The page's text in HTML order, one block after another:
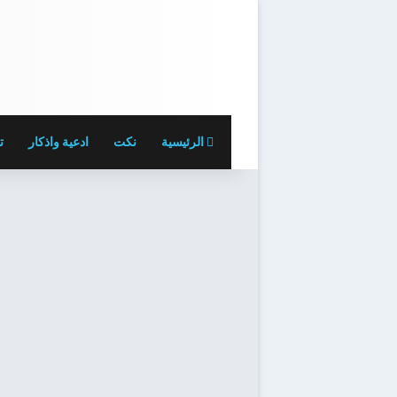
الرئيسية نكت ادعية واذكار